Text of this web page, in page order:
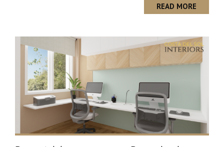
READ MORE